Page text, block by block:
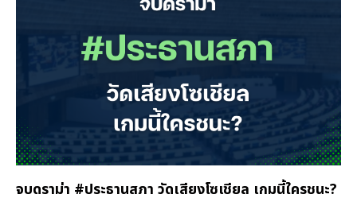
จบดราม่า #ประธานสภา วัดเสียงโซเชียล เกมนี้ใครชนะ?